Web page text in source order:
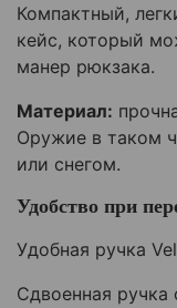
Компактный,
кейс, который
манер рюкзака.
Материал:
Оружие в таком
или снегом.
Удобство при
Удобная ручка
Сдвоенная ручка